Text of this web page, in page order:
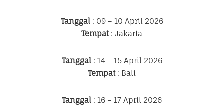
Tanggal: 09 – 10 April 2026
Tempat: Jakarta
Tanggal: 14 – 15 April 2026
Tempat: Bali
Tanggal : 16 – 17 April 2026